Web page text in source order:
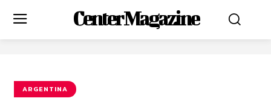
Center Magazine
ARGENTINA